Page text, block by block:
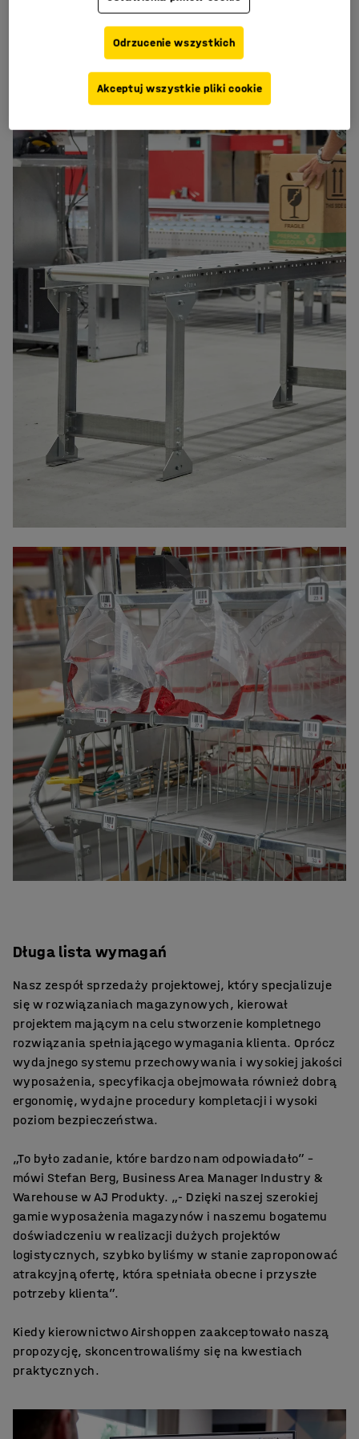
zadaniem, które miało na celu maksymalizację
pojemności magazynu w ustalonych ramach
Długa lista wymagań
Nasz zespół sprzedaży projektowej, który specjalizuje
się w rozwiązaniach magazynowych, kierował
projektem mającym na celu stworzenie kompletnego
rozwiązania spełniającego wymagania klienta. Oprócz
wydajnego systemu przechowywania i wysokiej jakości
wyposażenia, specyfikacja obejmowała również dobrą
ergonomię, wydajne procedury kompletacji i wysoki
poziom bezpieczeństwa.
„To było zadanie, które bardzo nam odpowiadało” –
mówi Stefan Berg, Business Area Manager Industry &
Warehouse w AJ Produkty. „- Dzięki naszej szerokiej
gamie wyposażenia magazynów i naszemu bogatemu
doświadczeniu w realizacji dużych projektów
logistycznych, szybko byliśmy w stanie zaproponować
atrakcyjną ofertę, która spełniała obecne i przyszłe
potrzeby klienta”.
Kiedy kierownictwo Airshoppen zaakceptowało naszą
propozycję, skoncentrowaliśmy się na kwestiach
praktycznych.
Odrzucenie wszystkich
Akceptuj wszystkie pliki cookie